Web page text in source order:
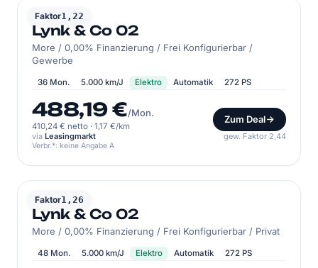
Faktor1,22
LYNK & CO
Lynk & Co 02
More / 0,00% Finanzierung / Frei Konfigurierbar /
Gewerbe
36 Mon. 5.000 km/J Elektro Automatik 272 PS
488,19 €/Mon.
410,24 € netto · 1,17 €/km
Zum Deal
via Leasingmarkt gew. Faktor 2,44
Verbr.*: keine Angabe A
Faktor1,26
LYNK & CO
Lynk & Co 02
More / 0,00% Finanzierung / Frei Konfigurierbar / Privat
48 Mon. 5.000 km/J Elektro Automatik 272 PS